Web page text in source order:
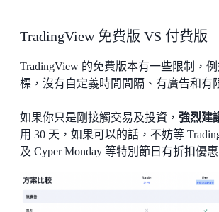
TradingView 免費版 VS 付費版
TradingView 的免費版本有一些限制，
標，沒有自定義時間間隔、有廣告和有
如果你只是剛接觸交易及投資， 強烈建
用 30 天，如果可以的話，不妨等
及 Cyper Monday 等特別節日有折扣優